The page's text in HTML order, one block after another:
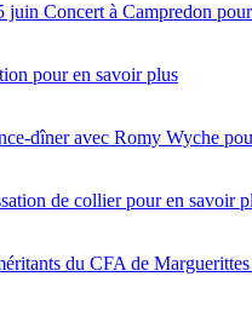
juin Concert à Campredon
pour en savoir plus
dîner avec Romy Wyche
de collierpour en savoir
du CFA de Marguerittes